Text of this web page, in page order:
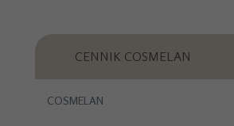
CENNIK COSMELAN
COSMELAN